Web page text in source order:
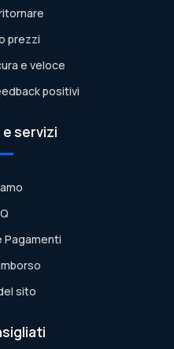
prezzi
e veloce
positivi
servizi
Pagamenti
sito